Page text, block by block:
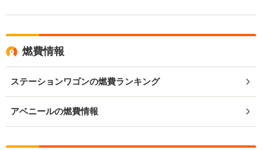
燃費情報
ステーションワゴンの燃費ランキング
アベニールの燃費情報